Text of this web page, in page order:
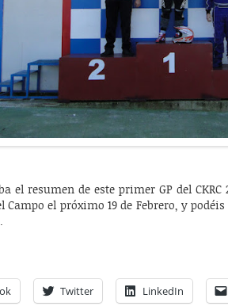
el resumen de este primer GP del
Campo el próximo 19 de Febrero, y
.
Twitter LinkedIn